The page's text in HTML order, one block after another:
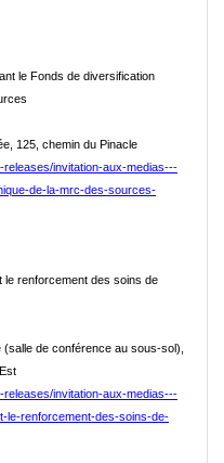
le Fonds de diversification
125, chemin du Pinacle
invitation-aux-medias---
de-la-mrc-des-sources-
le renforcement des soins de
de conférence au sous-sol),
invitation-aux-medias---
le-renforcement-des-soins-de-